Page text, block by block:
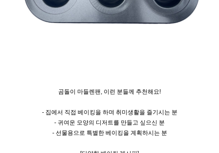
곰돌이 마들렌팬, 이런 분들께 추천해요!
- 집에서 직접 베이킹을 하며 취미생활을 즐기시는 분
- 귀여운 모양의 디저트를 만들고 싶으신 분
- 선물용으로 특별한 베이킹을 계획하시는 분